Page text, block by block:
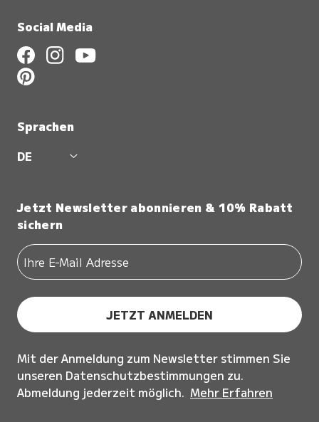
Social Media
Sprachen
DE
Jetzt Newsletter abonnieren & 10% Rabatt
sichern
JETZT ANMELDEN
Mit der Anmeldung zum Newsletter stimmen Sie
unseren Datenschutzbestimmungen zu.
Abmeldung jederzeit möglich. Mehr Erfahren